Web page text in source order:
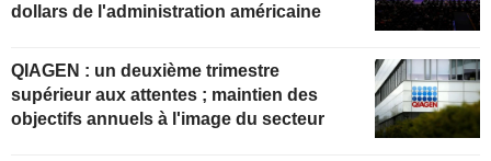
dollars de l'administration américaine
QIAGEN : un deuxième trimestre
supérieur aux attentes ; maintien des
objectifs annuels à l'image du secteur